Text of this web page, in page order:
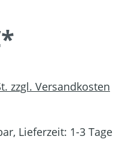
zzgl. Versandkosten
Lieferzeit: 1-3 Tage